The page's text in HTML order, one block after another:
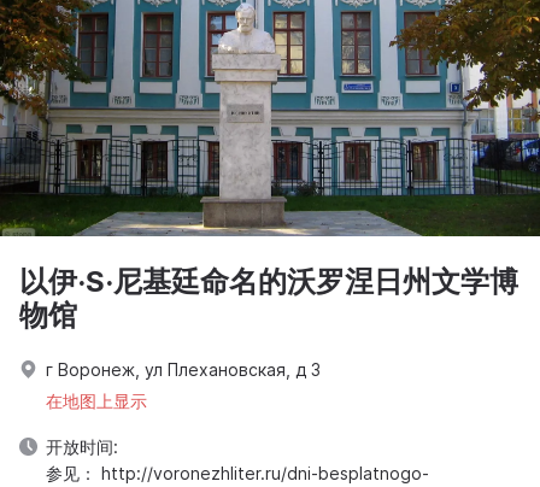
以伊·S·尼基廷命名的沃罗涅日州文学博
物馆
г Воронеж, ул Плехановская, д 3
在地图上显示
开放时间:
参见： http://voronezhliter.ru/dni-besplatnogo-